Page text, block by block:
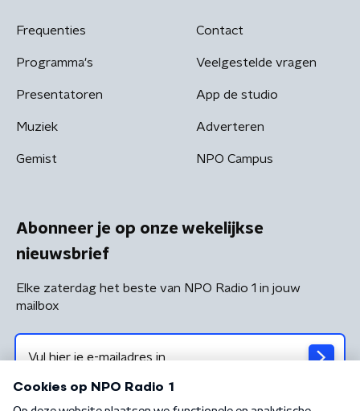
Frequenties
Programma's
Presentatoren
Muziek
Gemist
Contact
Veelgestelde vragen
App de studio
Adverteren
NPO Campus
Abonneer je op onze wekelijkse
nieuwsbrief
Elke zaterdag het beste van NPO Radio 1 in jouw
mailbox